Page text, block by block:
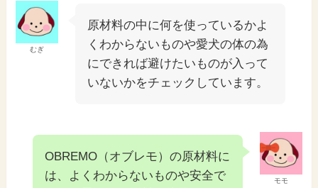
むぎ
原材料の中に何を使っているかよ
くわからないものや愛犬の体の為
にできれば避けたいものが入って
いないかをチェックしています。
モモ
OBREMO（オブレモ）の原材料に
は、よくわからないものや安全で